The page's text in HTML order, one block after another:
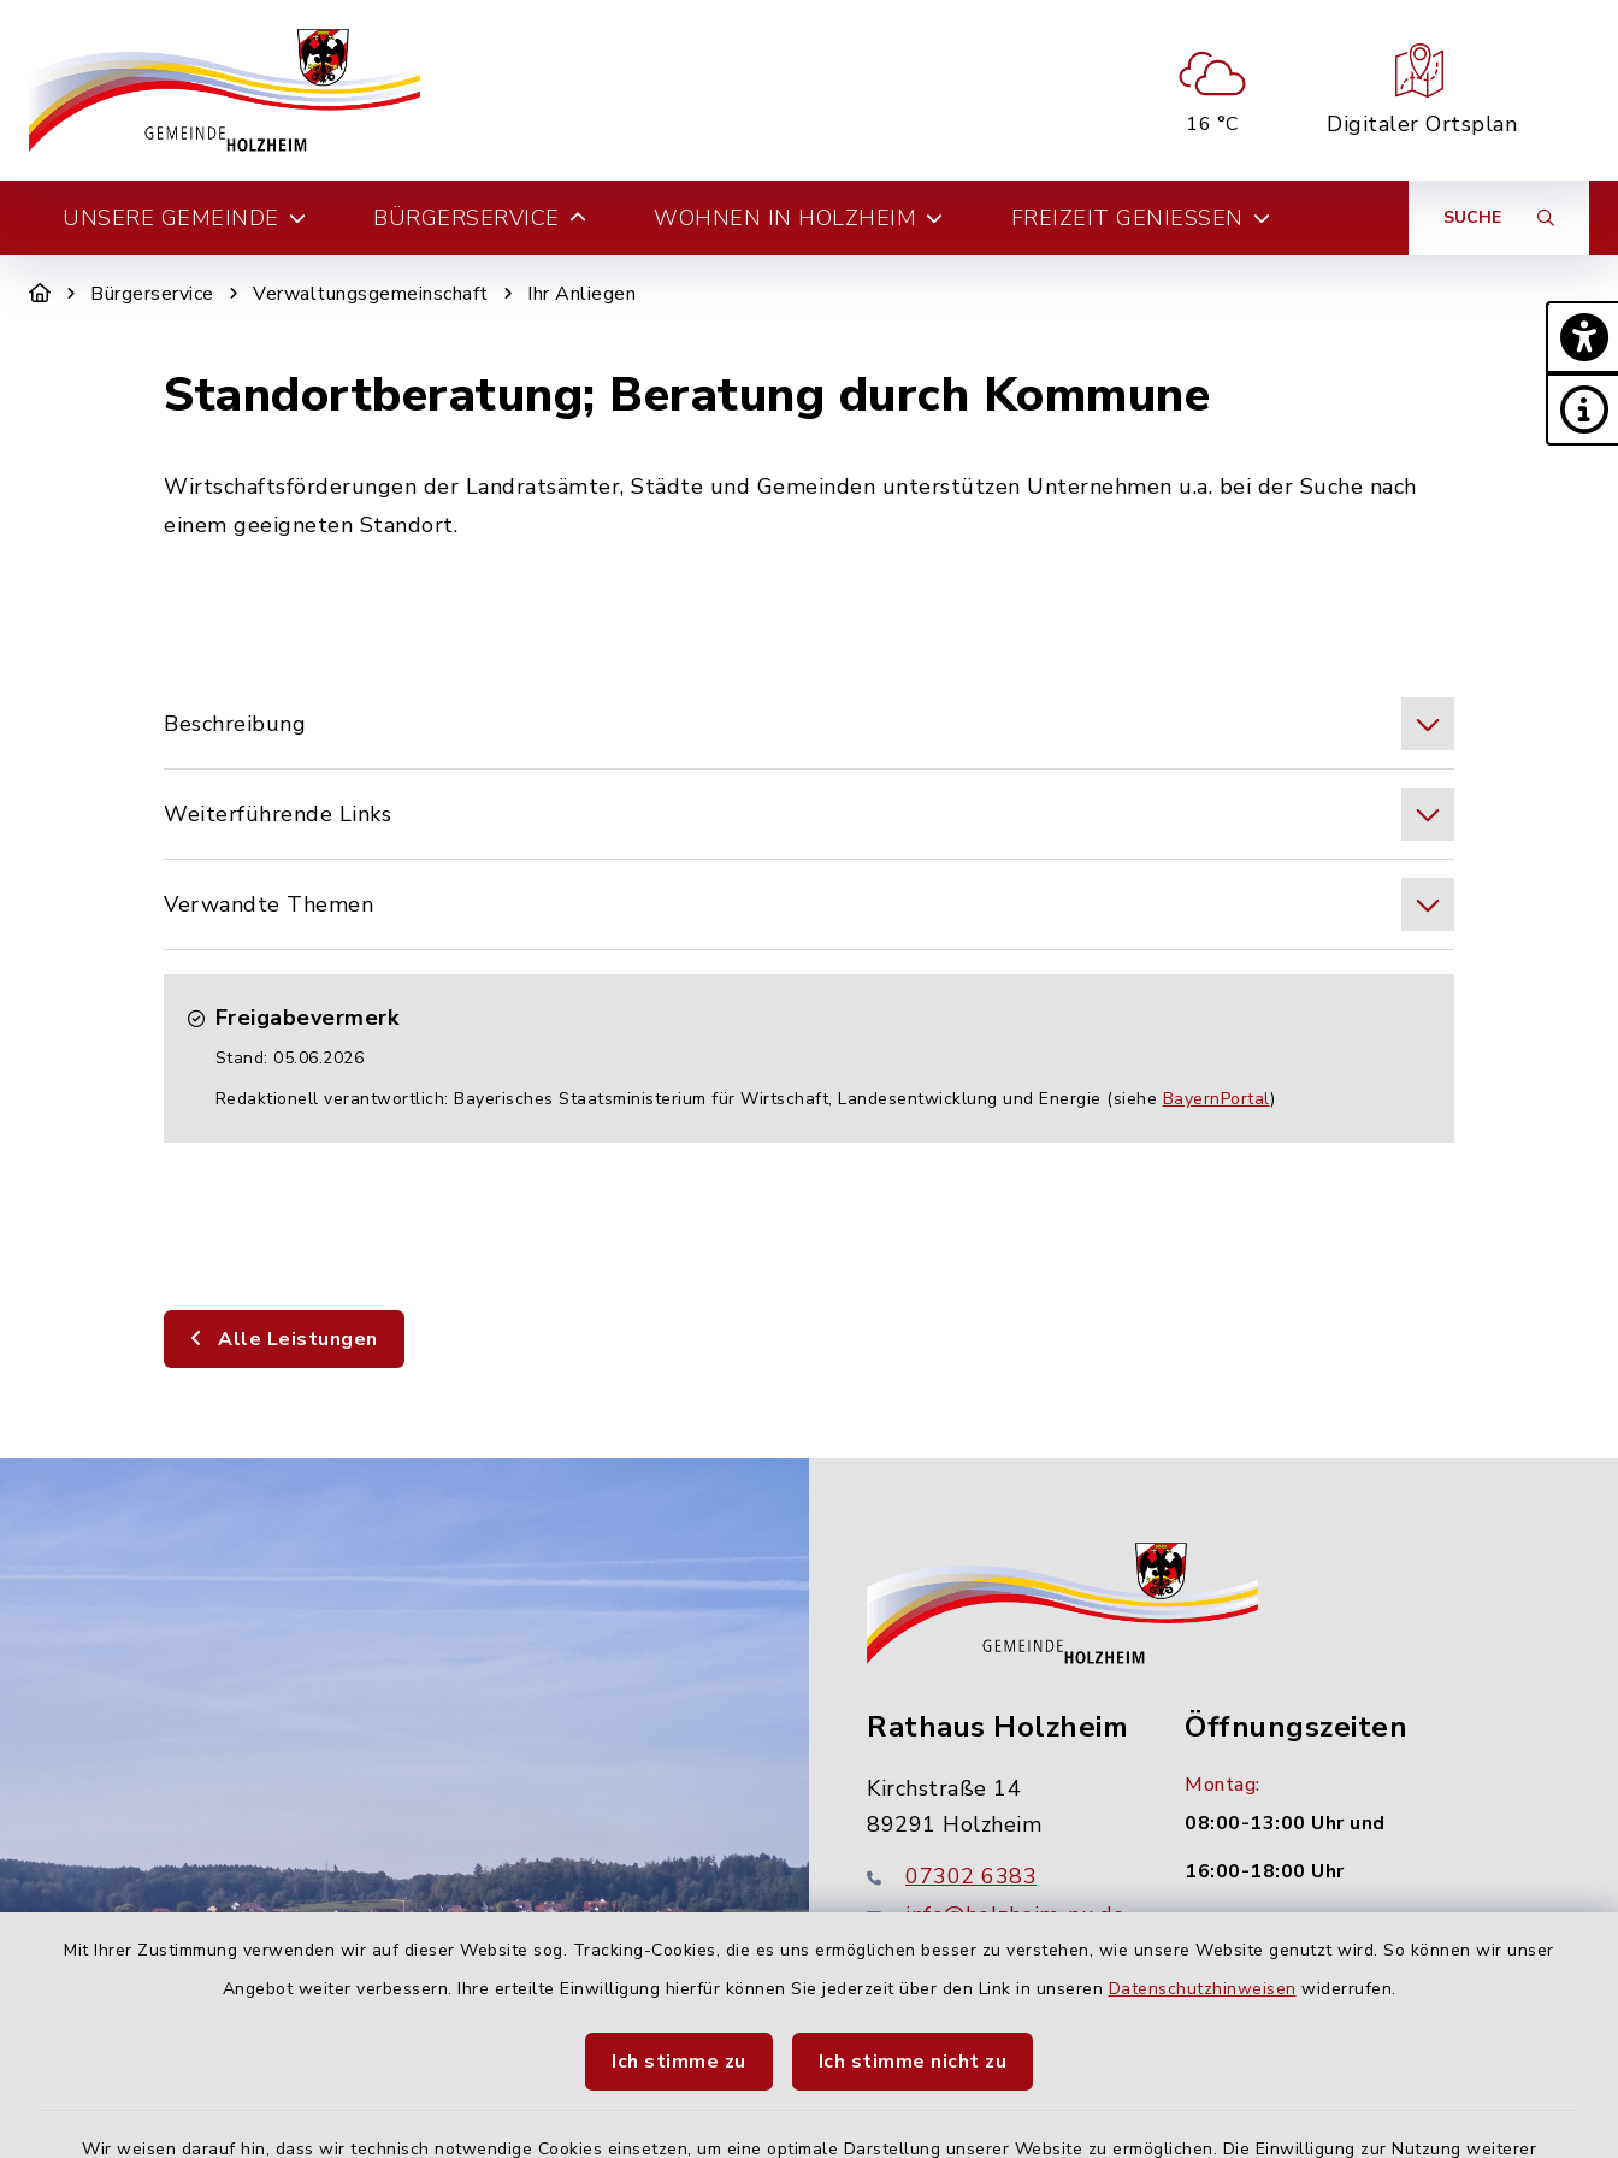
Mit Ihrer Zustimmung verwenden wir auf dieser Website sog. Tracking-Cookies, die es uns ermöglichen besser zu verstehen, wie unsere Website genutzt wird. So können wir unser
Angebot weiter verbessern. Ihre erteilte Einwilligung hierfür können Sie jederzeit über den Link in unseren Datenschutzhinweisen widerrufen.
Ich stimme zu Ich stimme nicht zu
Wir weisen darauf hin, dass wir technisch notwendige Cookies einsetzen, um eine optimale Darstellung unserer Website zu ermöglichen. Die Einwilligung zur Nutzung weiterer
16 °C Digitaler Ortsplan
UNSERE GEMEINDE BÜRGERSERVICE WOHNEN IN HOLZHEIM FREIZEIT GENIESSEN SUCHE
Bürgerservice Verwaltungsgemeinschaft Ihr Anliegen
Standortberatung; Beratung durch Kommune
Wirtschaftsförderungen der Landratsämter, Städte und Gemeinden unterstützen Unternehmen u.a. bei der Suche nach
einem geeigneten Standort.
Beschreibung
Weiterführende Links
Verwandte Themen
Freigabevermerk
Stand: 05.06.2026
Redaktionell verantwortlich: Bayerisches Staatsministerium für Wirtschaft, Landesentwicklung und Energie (siehe BayernPortal)
Alle Leistungen
Rathaus Holzheim
Kirchstraße 14
89291 Holzheim
07302 6383
info@holzheim-nu.de
Öffnungszeiten
Montag:
08:00-13:00 Uhr und
16:00-18:00 Uhr
09:00-12:00 Uhr